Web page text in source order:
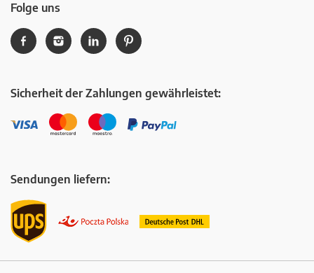
Folge uns
Sicherheit der Zahlungen gewährleistet:
Sendungen liefern: